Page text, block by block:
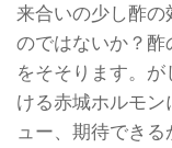
来合いの少し酢
のではないか？
をそそります。
ける赤城ホルモ
ュー、期待でき